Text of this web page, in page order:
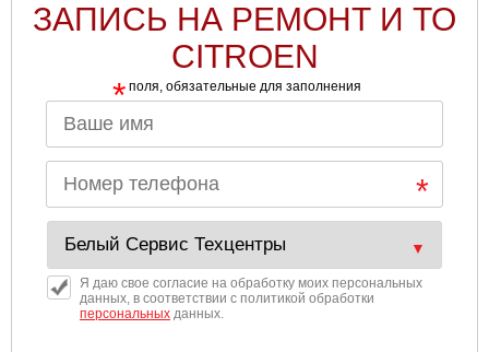
Череповец
Ярославль
ЗАПИСЬ НА РЕМОНТ И ТО
CITROEN
* поля, обязательные для заполнения
Я даю свое согласие на обработку моих персональных
данных, в соответствии с политикой обработки
персональныхданных.